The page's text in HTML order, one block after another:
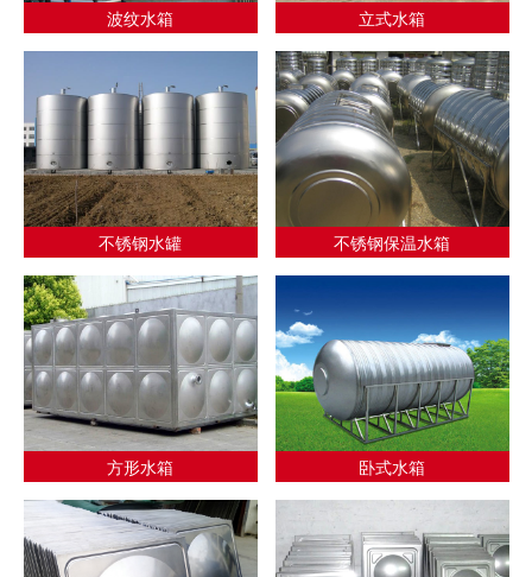
波纹水箱 立式水箱
不锈钢水罐 不锈钢保温水箱
方形水箱 卧式水箱